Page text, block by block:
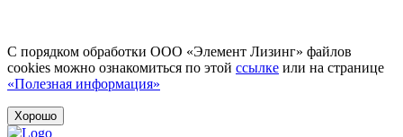
С порядком обработки ООО «Элемент Лизинг» файлов
cookies можно ознакомиться по этой ссылке или на странице
«Полезная информация»
Хорошо